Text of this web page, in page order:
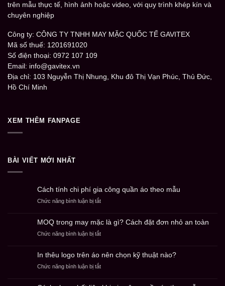
trên mẫu thực tế, hình ảnh hoặc video, với quy trình khép kín và
chuyên nghiệp
Công ty: CÔNG TY TNHH MAY MẶC QUỐC TẾ GAVITEX
Mã số thuế: 1201691020
Số điện thoại: 0972 107 109
Email: info@gavitex.vn
Địa chỉ: 103 Nguyễn Thị Nhung, Khu đô Thị Vạn Phúc, Thủ Đức,
Hồ Chí Minh
XEM THÊM FANPAGE
BÀI VIẾT MỚI NHẤT
Cách tính chi phí gia công quần áo theo mẫu
Chức năng bình luận bị tắtở
chi
phí
công
áo
MOQ trong may mặc là gì? Cách đặt đơn nhỏ an toàn
Chức năng bình luận bị tắtở
may
mặc
gì?
In thêu logo trên áo nên chọn kỹ thuật nào?
Chức năng bình luận bị tắtở